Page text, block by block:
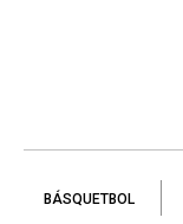
BÁSQUETBOL